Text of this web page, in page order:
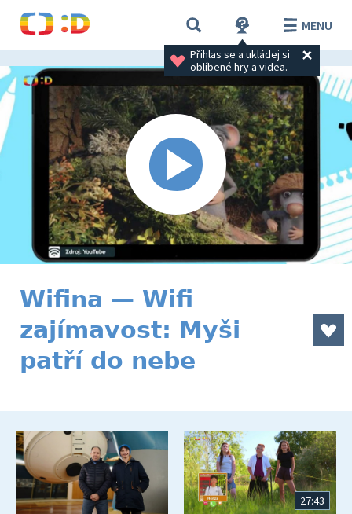
Přihlas se a ukládej si
oblíbené hry a videa.
MENU
Wifina — Wifi
zajímavost: Myši
patří do nebe
27:43